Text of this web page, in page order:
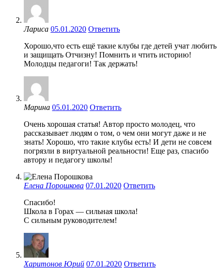
Лариса 05.01.2020 Ответить
Хорошо,что есть ещё такие клубы где детей учат любить
и защищать Отчизну! Помнить и чтить историю!
Молодцы педагоги! Так держать!
Марина 05.01.2020 Ответить
Очень хорошая статья! Автор просто молодец, что
рассказывает людям о том, о чем они могут даже и не
знать! Хорошо, что такие клубы есть! И дети не совсем
погрязли в виртуальной реальности! Еще раз, спасибо
автору и педагогу школы!
Елена Порошкова 07.01.2020 Ответить
Спасибо!
Школа в Горах — сильная школа!
С сильным руководителем!
Харитонов Юрий 07.01.2020 Ответить